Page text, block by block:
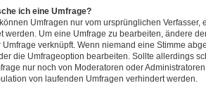
ich eine Umfrage?
Umfragen nur vom ursprünglichen Verfasser,
werden. Um eine Umfrage zu bearbeiten, ändere
Umfrage verknüpft. Wenn niemand eine Stimme
die Umfrageoption bearbeiten. Sollte allerdings
nur noch von Moderatoren oder
von laufenden Umfragen verhindert werden.